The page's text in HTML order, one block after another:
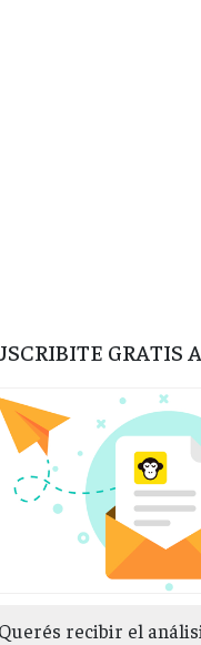
GRATIS
recibir el